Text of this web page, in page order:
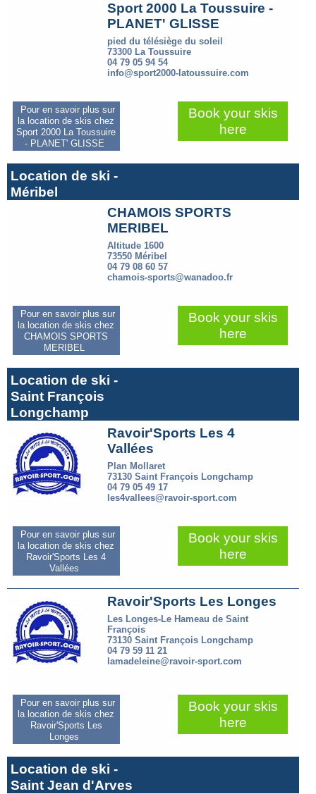
Sport 2000 La Toussuire -
PLANET' GLISSE
pied du télésiège du soleil
73300 La Toussuire
04 79 05 94 54
info@sport2000-latoussuire.com
Pour en savoir plus sur
la location de skis chez
Sport 2000 La Toussuire
- PLANET' GLISSE
Book your skis
here
Location de ski -
Méribel
CHAMOIS SPORTS
MERIBEL
Altitude 1600
73550 Méribel
04 79 08 60 57
chamois-sports@wanadoo.fr
Pour en savoir plus sur
la location de skis chez
CHAMOIS SPORTS
MERIBEL
Book your skis
here
Location de ski -
Saint François
Longchamp
Ravoir'Sports Les 4
Vallées
Plan Mollaret
73130 Saint François Longchamp
04 79 05 49 17
les4vallees@ravoir-sport.com
Pour en savoir plus sur
la location de skis chez
Ravoir'Sports Les 4
Vallées
Book your skis
here
Ravoir'Sports Les Longes
Les Longes-Le Hameau de Saint
François
73130 Saint François Longchamp
04 79 59 11 21
lamadeleine@ravoir-sport.com
Pour en savoir plus sur
la location de skis chez
Ravoir'Sports Les
Longes
Book your skis
here
Location de ski -
Saint Jean d'Arves